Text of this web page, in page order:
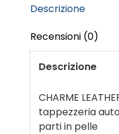
Descrizione
Recensioni (0)
Descrizione
CHARME
tappezzeria
parti in pelle